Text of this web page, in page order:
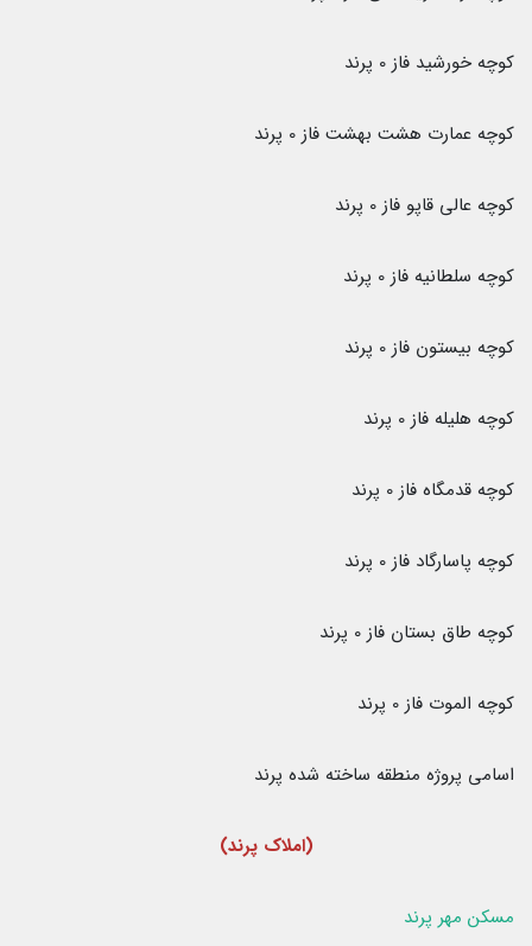
کوچه خورشید فاز 0 پرند
کوچه عمارت هشت بهشت فاز 0 پرند
کوچه عالی قاپو فاز 0 پرند
کوچه سلطانیه فاز 0 پرند
کوچه بیستون فاز 0 پرند
کوچه هلیله فاز 0 پرند
کوچه قدمگاه فاز 0 پرند
کوچه پاسارگاد فاز 0 پرند
کوچه طاق بستان فاز 0 پرند
کوچه الموت فاز 0 پرند
اسامی پروژه منطقه ساخته شده پرند
(املاک پرند)
مسکن مهر پرند